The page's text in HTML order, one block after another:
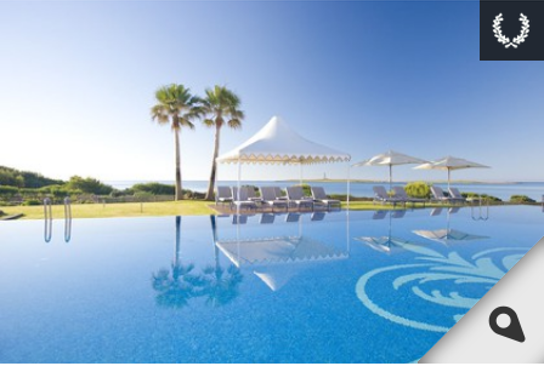
This page can't load Google Maps correctly.